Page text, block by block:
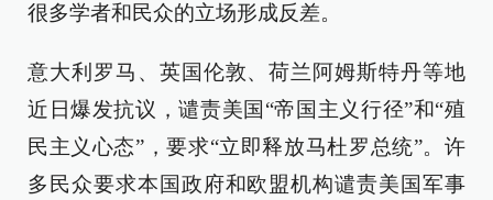
很多学者和民众的立场形成反差。
意大利罗马、英国伦敦、荷兰阿姆斯特丹等地
近日爆发抗议，谴责美国“帝国主义行径”和“殖
民主义心态”，要求“立即释放马杜罗总统”。许
多民众要求本国政府和欧盟机构谴责美国军事